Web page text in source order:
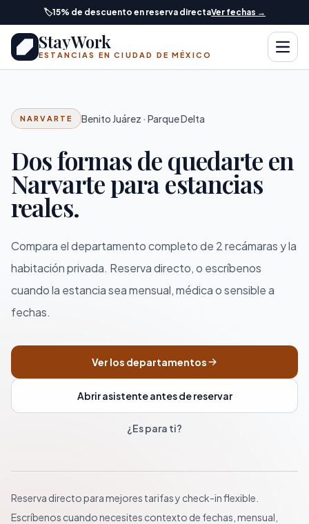
Saltar al contenido principal
🏷️15% de descuento en reserva directaVer fechas →
StayWork
ESTANCIAS EN CIUDAD DE MÉXICO Abrir
NARVARTE Benito Juárez · Parque Delta
Dos formas de quedarte en
Narvarte para estancias
reales.
Compara el departamento completo de 2 recámaras y la
habitación privada. Reserva directo, o escríbenos
cuando la estancia sea mensual, médica o sensible a
fechas.
Ver los departamentos
Abrir asistente antes de reservar
¿Es para ti?
Reserva directo para mejores tarifas y check-in flexible.
Escríbenos cuando necesites contexto de fechas, mensual,